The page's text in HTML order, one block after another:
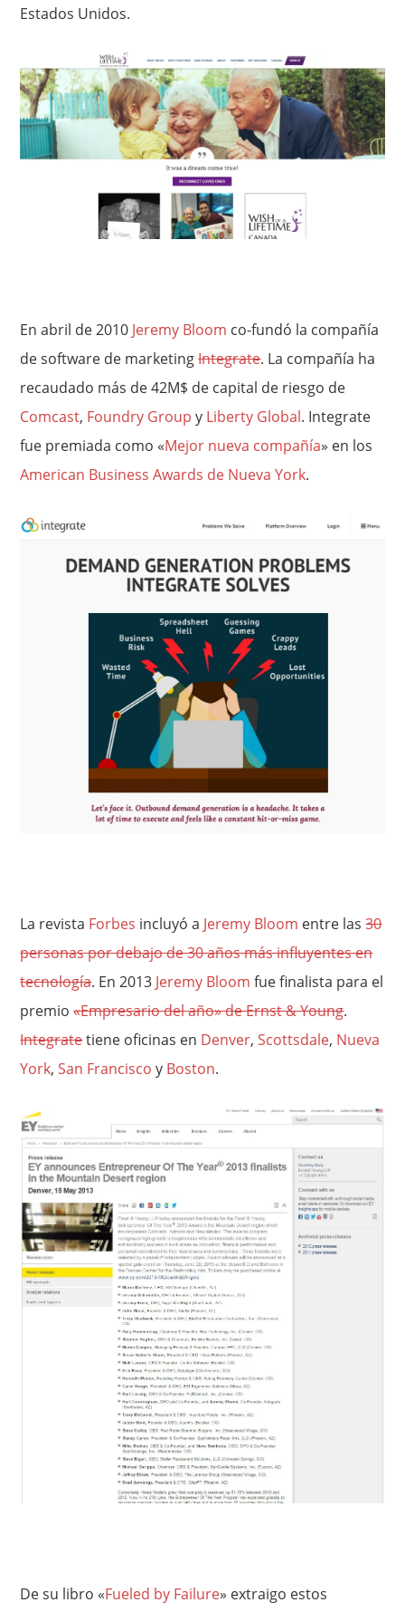
Estados Unidos.
En abril de 2010 Jeremy Bloom co-fundó la compañía
de software de marketingIntegrate. La compañía ha
recaudado más de 42M$ de capital de riesgo de
Comcast, Foundry Group y Liberty Global. Integrate
fue premiada como «Mejor nueva compañía» en los
American Business Awards de Nueva York.
La revista Forbes incluyó a Jeremy Bloom entre las30
personas por debajo de 30 años más influyentes en
tecnología. En 2013 Jeremy Bloom fue finalista para el
premio«Empresario del año» de Ernst & Young.
Integratetiene oficinas en Denver,Scottsdale, Nueva
York,San Francisco y Boston.
De su libro «Fueled by Failure» extraigo estos